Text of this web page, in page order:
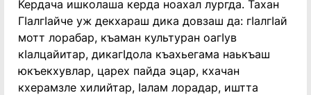
Кердача ишколаша керда ноахал лургда. Тахан
ГIалгIайче уж декхараш дика довзаш да: гIалгIай
мотт лорабар, къаман культуран оагIув
кIалцайитар, дикагIдола къахьегама наькъаш
юкъекхувлар, царех пайда эцар, кхачан
кхерамзле хилийтар, Iалам лорадар, иштта